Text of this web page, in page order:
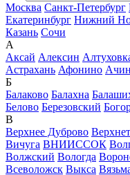
Москва Санкт-Петербург
Екатеринбург Нижний
Казань Сочи
А
Аксай Алексин
Астрахань Афонино
Б
Балаково Балахна
Белово Березовский
В
Верхнее Дуброво
Вичуга ВНИИССОК
Волжский Вологда
Всеволожск Выкса